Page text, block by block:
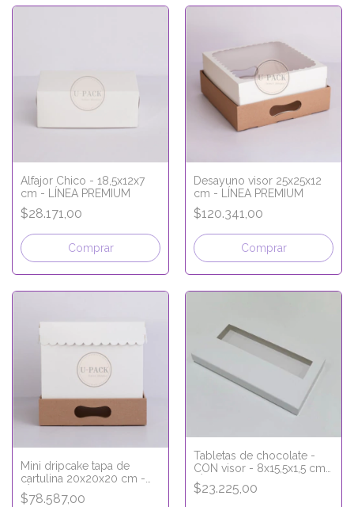
Alfajor Chico - 18,5x12x7
cm - LÍNEA PREMIUM
$28.171,00
Comprar
Desayuno visor 25x25x12
cm - LÍNEA PREMIUM
$120.341,00
Comprar
Mini dripcake tapa de
cartulina 20x20x20 cm -
LÍNEA PREMIUM
$78.587,00
Tabletas de chocolate -
CON visor - 8x15,5x1,5 cm -
LÍNEA PREMIUM
$23.225,00